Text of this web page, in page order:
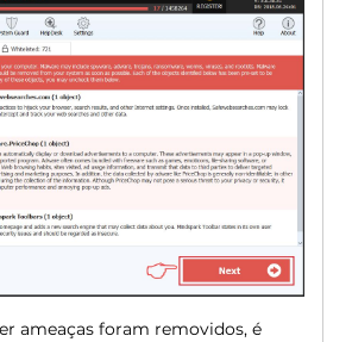
ameaças foram removidos, é